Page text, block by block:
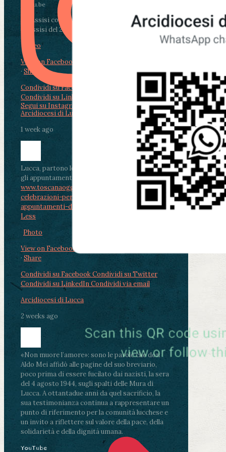
youtu.be
Da Assisi con i giovani per Celebrare il Perdono
di Assisi del 2 Ag...
Video
View on Facebook
· Share
Condividi su Facebook
Condividi su LinkedIn
Condividi via email
Arcidiocesi di Lucca
1 week ago
Lucca, partono le celebrazioni per don Aldo Mei:
gli appuntamenti dal 2 al 4 agosto
www.toscanaoggi.it/lucca-partono-le-
celebrazioni-per-don-aldo-mei-gli-
appuntamenti-dal-2-al-4-ago...
See MoreSee
Less
Photo
View on Facebook
· Share
Condividi su FacebookCondividi su Twitter
Condividi su LinkedInCondividi via email
Arcidiocesi di Lucca
2 weeks ago
«Non muore l’amore»: sono le parole che don
Aldo Mei affidò alle pagine del suo breviario,
poco prima di essere fucilato dai nazisti, la sera
del 4 agosto 1944, sugli spalti delle Mura di
Lucca. A ottantadue anni da quel sacrificio, la
sua testimonianza continua a rappresentare un
punto di riferimento per la comunità lucchese e
un invito a riflettere sul valore della pace, della
solidarietà e della dignità umana.
Segui su Instagram
YouTube